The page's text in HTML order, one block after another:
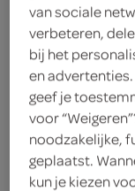
1 theelepel koek-
speculaaskruiden
500 milliliter
4 eetlepels
100 gram
van sociale
verbeteren,
bij het
en
geef je
voor
noodzakelijke,
geplaatst.
kun je kiezen